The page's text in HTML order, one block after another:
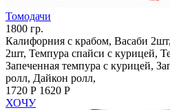
Томодачи
1800 гр.
Калифорния с крабом, Васаби
2шт, Темпура спайси с курицей,
Запеченная темпура с курицей,
ролл, Дайкон ролл,
1720 Р 1620 Р
ХОЧУ